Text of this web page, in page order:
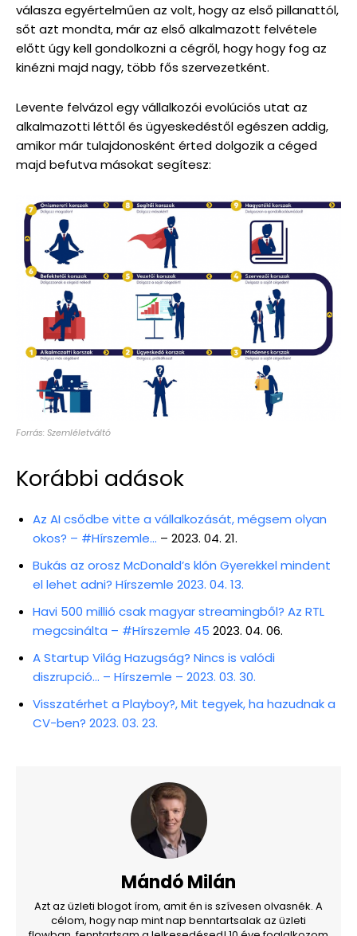
válasza egyértelműen az volt, hogy az első pillanattól,
sőt azt mondta, már az első alkalmazott felvétele
előtt úgy kell gondolkozni a cégről, hogy hogy fog az
kinézni majd nagy, több fős szervezetként.
Levente felvázol egy vállalkozói evolúciós utat az
alkalmazotti léttől és ügyeskedéstől egészen addig,
amikor már tulajdonosként érted dolgozik a céged
majd befutva másokat segítesz:
Forrás: Szemléletváltó
Korábbi adások
Az AI csődbe vitte a vállalkozását, mégsem olyan
okos? – #Hírszemle… – 2023. 04. 21.
Bukás az orosz McDonald’s klón Gyerekkel mindent
el lehet adni? Hírszemle 2023. 04. 13.
Havi 500 millió csak magyar streamingből? Az RTL
megcsinálta – #Hírszemle 45 2023. 04. 06.
A Startup Világ Hazugság? Nincs is valódi
diszrupció… – Hírszemle – 2023. 03. 30.
Visszatérhet a Playboy?, Mit tegyek, ha hazudnak a
CV-ben? 2023. 03. 23.
Mándó Milán
Azt az üzleti blogot írom, amit én is szívesen olvasnék. A
célom, hogy nap mint nap benntartsalak az üzleti